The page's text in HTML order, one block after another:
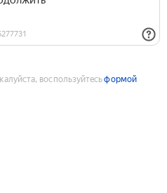
воспользуйтесьформой